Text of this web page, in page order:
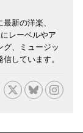
新の洋楽、
レーベルやア
グ、ミュージッ
しています。